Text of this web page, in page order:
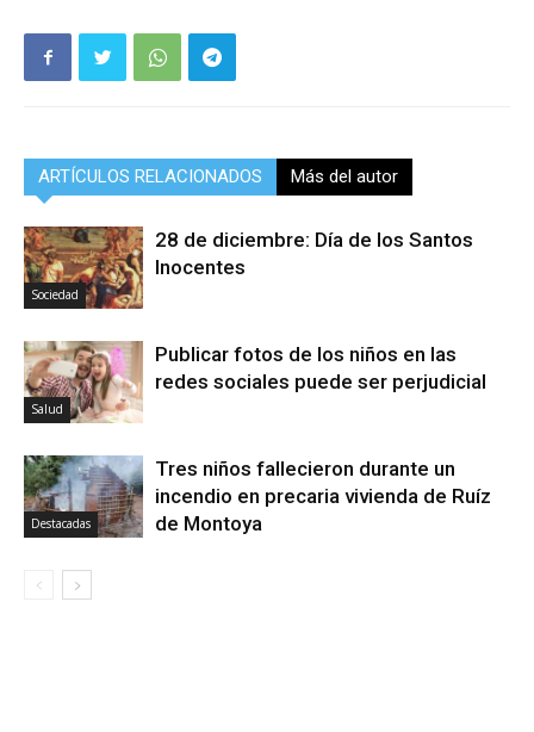
ARTÍCULOS RELACIONADOS Más del autor
Sociedad
28 de diciembre: Día de los Santos
Inocentes
Salud
Publicar fotos de los niños en las
redes sociales puede ser perjudicial
Destacadas
Tres niños fallecieron durante un
incendio en precaria vivienda de Ruíz
de Montoya